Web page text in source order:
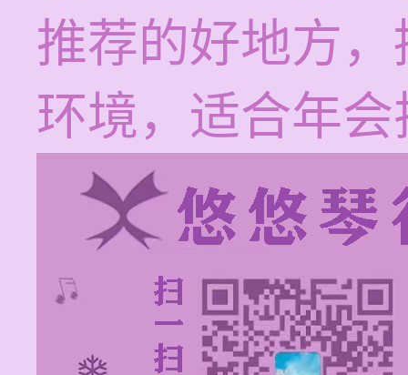
推荐的好地方
环境，适合年